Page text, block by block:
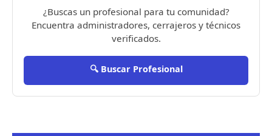
¿Buscas un profesional para tu comunidad?
Encuentra administradores, cerrajeros y técnicos
verificados.
🔍 Buscar Profesional